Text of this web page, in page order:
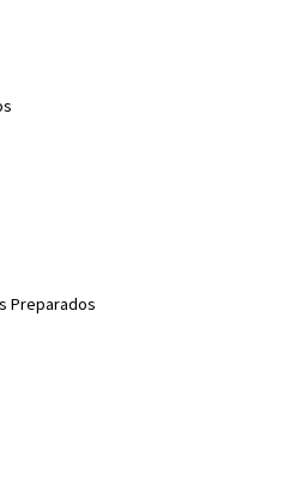
Preparados